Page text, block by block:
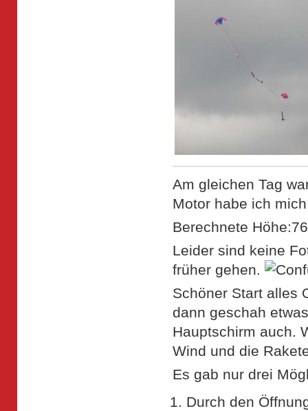
Am gleichen Tag
Motor habe ich
Berechnete
Leider sind keine
früher gehen.
Schöner Start alles
dann geschah
Hauptschirm auch.
Wind und die
Es gab nur drei
Durch den